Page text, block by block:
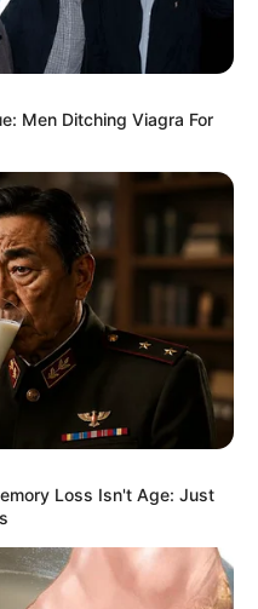
Men Ditching Viagra For
Loss Isn't Age: Just